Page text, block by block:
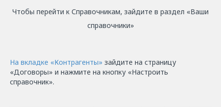
Чтобы перейти к Справочникам, зайдите в раздел «Ваши
справочники»
На вкладке «Контрагенты» зайдите на страницу
«Договоры» и нажмите на кнопку «Настроить
справочник».